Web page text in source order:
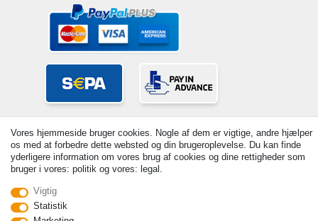
© Copyright 2026 | Alle rettigheder forbeholdes. - Prices incl. VAT. 19%
Vores hjemmeside bruger cookies. Nogle af dem er vigtige, andre hjælper
os med at forbedre dette websted og din brugeroplevelse. Du kan finde
yderligere information om vores brug af cookies og dine rettigheder som
bruger i vores: politik og vores: legal.
Vigtig
Statistik